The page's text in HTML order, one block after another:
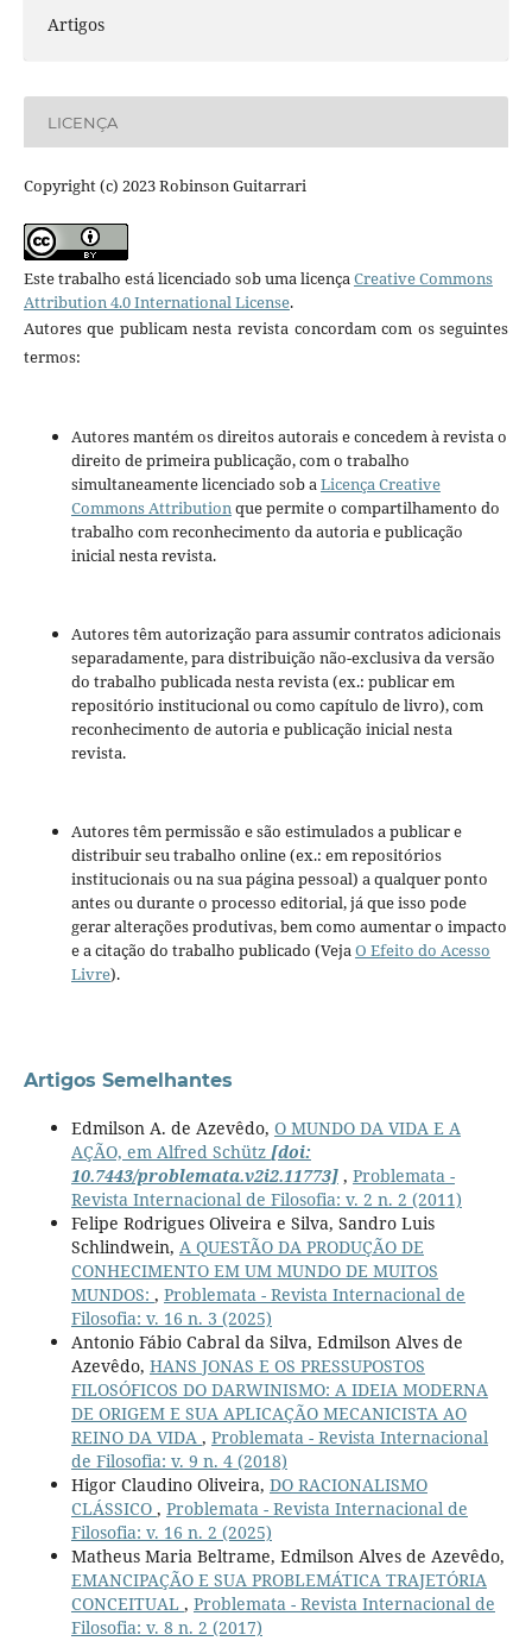
Artigos
LICENÇA
Copyright (c) 2023 Robinson Guitarrari
Este trabalho está licenciado sob uma licençaCreative Commons
Attribution 4.0 International License.
Autores que publicam nesta revista concordam com os seguintes
termos:
Autores mantém os direitos autorais e concedem à revista o
direito de primeira publicação, com o trabalho
simultaneamente licenciado sob a Licença Creative
Commons Attribution que permite o compartilhamento do
trabalho com reconhecimento da autoria e publicação
inicial nesta revista.
Autores têm autorização para assumir contratos adicionais
separadamente, para distribuição não-exclusiva da versão
do trabalho publicada nesta revista (ex.: publicar em
repositório institucional ou como capítulo de livro), com
reconhecimento de autoria e publicação inicial nesta
revista.
Autores têm permissão e são estimulados a publicar e
distribuir seu trabalho online (ex.: em repositórios
institucionais ou na sua página pessoal) a qualquer ponto
antes ou durante o processo editorial, já que isso pode
gerar alterações produtivas, bem como aumentar o impacto
e a citação do trabalho publicado (Veja O Efeito do Acesso
Livre).
Artigos Semelhantes
Edmilson A. de Azevêdo, O MUNDO DA VIDA E A
AÇÃO, em Alfred Schütz [doi:
10.7443/problemata.v2i2.11773], Problemata -
Revista Internacional de Filosofia: v. 2 n. 2 (2011)
Felipe Rodrigues Oliveira e Silva, Sandro Luis
Schlindwein, A QUESTÃO DA PRODUÇÃO DE
CONHECIMENTO EM UM MUNDO DE MUITOS
MUNDOS: , Problemata - Revista Internacional de
Filosofia: v. 16 n. 3 (2025)
Antonio Fábio Cabral da Silva, Edmilson Alves de
Azevêdo, HANS JONAS E OS PRESSUPOSTOS
FILOSÓFICOS DO DARWINISMO: A IDEIA MODERNA
DE ORIGEM E SUA APLICAÇÃO MECANICISTA AO
REINO DA VIDA , Problemata - Revista Internacional
de Filosofia: v. 9 n. 4 (2018)
Higor Claudino Oliveira, DO RACIONALISMO
CLÁSSICO , Problemata - Revista Internacional de
Filosofia: v. 16 n. 2 (2025)
Matheus Maria Beltrame, Edmilson Alves de Azevêdo,
EMANCIPAÇÃO E SUA PROBLEMÁTICA TRAJETÓRIA
CONCEITUAL , Problemata - Revista Internacional de
Filosofia: v. 8 n. 2 (2017)